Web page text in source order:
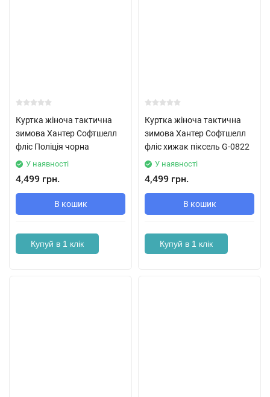
Куртка жіноча тактична
зимова Хантер Софтшелл
фліс Поліція чорна
У наявності
4,499 грн.
В кошик
Купуй в 1 клік
Куртка жіноча тактична
зимова Хантер Софтшелл
фліс хижак піксель G-0822
У наявності
4,499 грн.
В кошик
Купуй в 1 клік